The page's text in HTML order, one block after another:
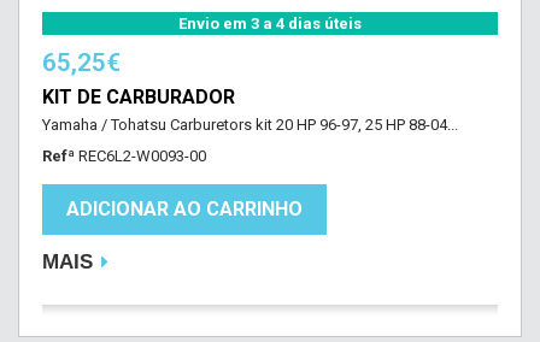
Envio em 3 a 4 dias úteis
65,25€
KIT DE CARBURADOR
Yamaha / Tohatsu Carburetors kit 20 HP 96-97, 25 HP 88-04...
Refª REC6L2-W0093-00
ADICIONAR AO CARRINHO
MAIS